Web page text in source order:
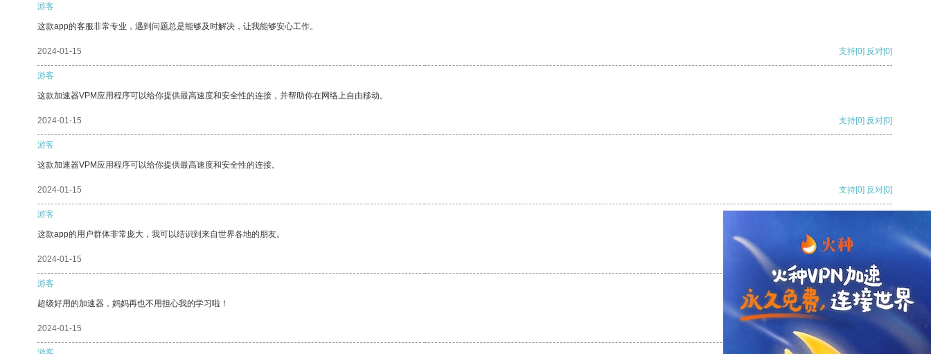
游客
这款app的客服非常专业，遇到问题总是能够及时解决，让我能够安心工作。
2024-01-15 支持[0] 反对[0]
游客
这款加速器VPM应用程序可以给你提供最高速度和安全性的连接，并帮助你在网络上自由移动。
2024-01-15 支持[0] 反对[0]
游客
这款加速器VPM应用程序可以给你提供最高速度和安全性的连接。
2024-01-15 支持[0] 反对[0]
游客
这款app的用户群体非常庞大，我可以结识到来自世界各地的朋友。
2024-01-15
游客
超级好用的加速器，妈妈再也不用担心我的学习啦！
2024-01-15 反对